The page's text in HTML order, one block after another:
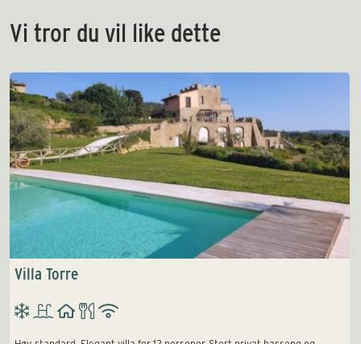
Vi tror du vil like dette
Villa Torre